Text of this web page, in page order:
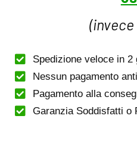
Spedizione veloce in 2
Nessun pagamento
Pagamento alla
Garanzia Soddisfatti o